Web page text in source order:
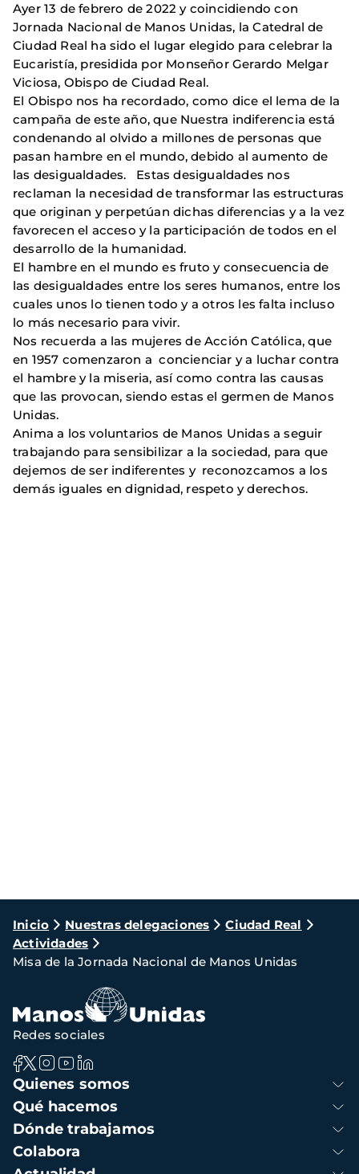
Ayer 13 de febrero de 2022 y coincidiendo con
Jornada Nacional de Manos Unidas, la Catedral de
Ciudad Real ha sido el lugar elegido para celebrar la
Eucaristía, presidida por Monseñor Gerardo Melgar
Viciosa, Obispo de Ciudad Real.
El Obispo nos ha recordado, como dice el lema de la
campaña de este año, que Nuestra indiferencia está
condenando al olvido a millones de personas que
pasan hambre en el mundo, debido al aumento de
las desigualdades. Estas desigualdades nos
reclaman la necesidad de transformar las estructuras
que originan y perpetúan dichas diferencias y a la vez
favorecen el acceso y la participación de todos en el
desarrollo de la humanidad.
El hambre en el mundo es fruto y consecuencia de
las desigualdades entre los seres humanos, entre los
cuales unos lo tienen todo y a otros les falta incluso
lo más necesario para vivir.
Nos recuerda a las mujeres de Acción Católica, que
en 1957 comenzaron a concienciar y a luchar contra
el hambre y la miseria, así como contra las causas
que las provocan, siendo estas el germen de Manos
Unidas.
Anima a los voluntarios de Manos Unidas a seguir
trabajando para sensibilizar a la sociedad, para que
dejemos de ser indiferentes y reconozcamos a los
demás iguales en dignidad, respeto y derechos.
Ruta
de
navegación
Inicio Nuestras delegaciones
Ciudad Real
Actividades
Misa de la Jornada Nacional de Manos Unidas
Navegación
principal
Quienes somos
Qué hacemos
Dónde trabajamos
Colabora
Redes sociales